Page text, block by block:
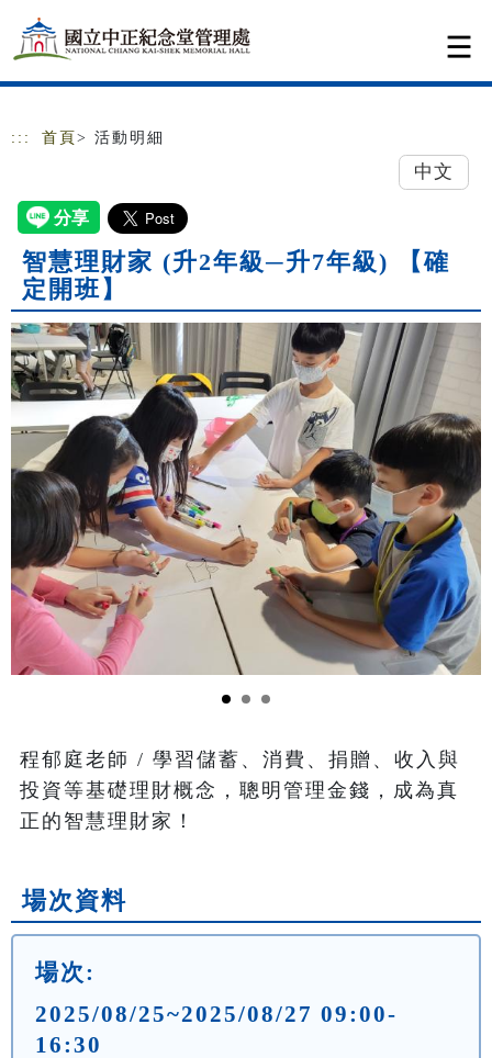
跳到主要內容
網站導覽
::: 首頁 > 活動明細
中文
智慧理財家 (升2年級─升7年級) 【確
定開班】
程郁庭老師 / 學習儲蓄、消費、捐贈、收入與
投資等基礎理財概念，聰明管理金錢，成為真
正的智慧理財家！
場次資料
場次:
2025/08/25~2025/08/27 09:00-
16:30